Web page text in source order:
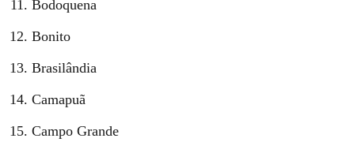
Bodoquena
Bonito
Brasilândia
Camapuã
Campo Grande